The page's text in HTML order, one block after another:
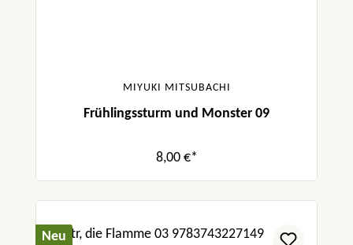
MIYUKI MITSUBACHI
Frühlingssturm und Monster 09
8,00 €*
Neu